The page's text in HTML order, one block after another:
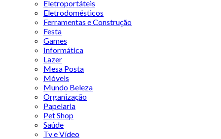
Eletroportáteis
Eletrodomésticos
Ferramentas e Construção
Festa
Games
Informática
Lazer
Mesa Posta
Móveis
Mundo Beleza
Organização
Papelaria
Pet Shop
Saúde
Tv e Vídeo